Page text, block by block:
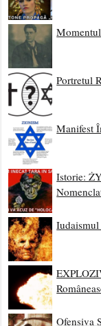
Portretul
Manifest
Istorie:
Ofensiva